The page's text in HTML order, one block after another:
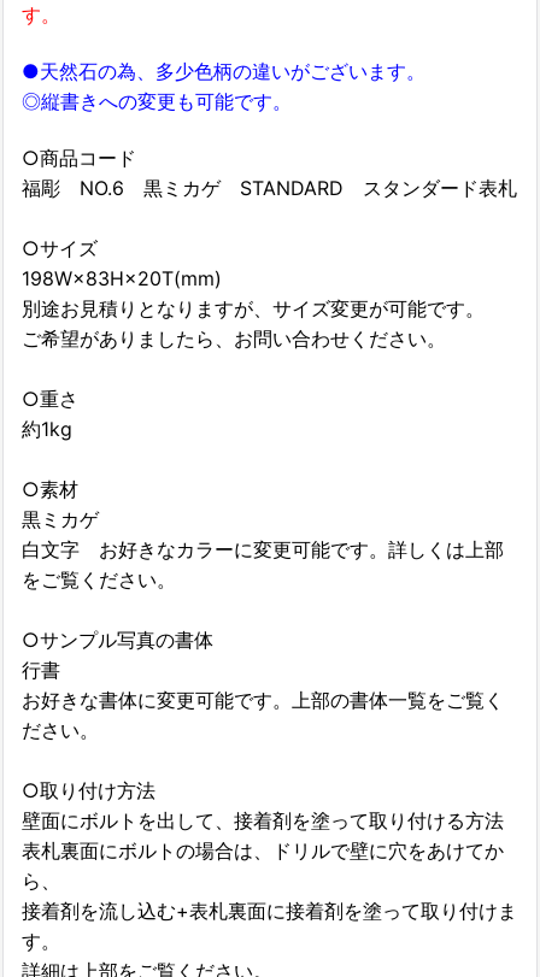
す。
●天然石の為、多少色柄の違いがございます。
◎縦書きへの変更も可能です。
○商品コード
福彫 NO.6 黒ミカゲ STANDARD スタンダード表札
○サイズ
198W×83H×20T(mm)
別途お見積りとなりますが、サイズ変更が可能です。
ご希望がありましたら、お問い合わせください。
○重さ
約1kg
○素材
黒ミカゲ
白文字 お好きなカラーに変更可能です。詳しくは上部
をご覧ください。
○サンプル写真の書体
行書
お好きな書体に変更可能です。上部の書体一覧をご覧く
ださい。
○取り付け方法
壁面にボルトを出して、接着剤を塗って取り付ける方法
表札裏面にボルトの場合は、ドリルで壁に穴をあけてか
ら、
接着剤を流し込む+表札裏面に接着剤を塗って取り付けま
す。
詳細は上部をご覧ください。